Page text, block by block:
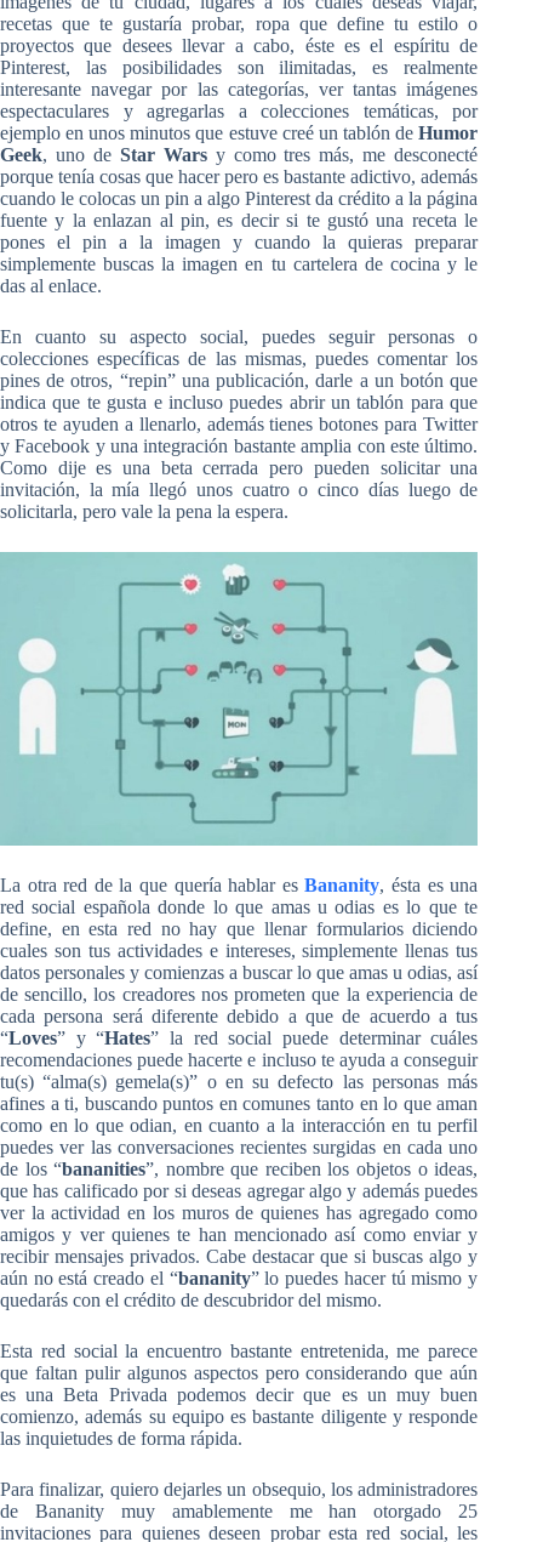
recetas que te gustaría probar, ropa que define tu estilo o
proyectos que desees llevar a cabo, éste es el espíritu de
Pinterest, las posibilidades son ilimitadas, es realmente
interesante navegar por las categorías, ver tantas imágenes
espectaculares y agregarlas a colecciones temáticas, por
ejemplo en unos minutos que estuve creé un tablón deHumor
Geek, uno de Star Warsy como tres más, me desconecté
porque tenía cosas que hacer pero es bastante adictivo, además
cuando le colocas un pin a algo Pinterest da crédito a la página
fuente y la enlazan al pin, es decir si te gustó una receta le
pones el pin a la imagen y cuando la quieras preparar
simplemente buscas la imagen en tu cartelera de cocina y le
das al enlace.
En cuanto su aspecto social, puedes seguir personas o
colecciones específicas de las mismas, puedes comentar los
pines de otros, “repin” una publicación, darle a un botón que
indica que te gusta e incluso puedes abrir un tablón para que
otros te ayuden a llenarlo, además tienes botones para Twitter
y Facebook y una integración bastante amplia con este último.
Como dije es una beta cerrada pero pueden solicitar una
invitación, la mía llegó unos cuatro o cinco días luego de
solicitarla, pero vale la pena la espera.
La otra red de la que quería hablar esBananity, ésta es una
red social española donde lo que amas u odias es lo que te
define, en esta red no hay que llenar formularios diciendo
cuales son tus actividades e intereses, simplemente llenas tus
datos personales y comienzas a buscar lo que amas u odias, así
de sencillo, los creadores nos prometen que la experiencia de
cada persona será diferente debido a que de acuerdo a tus
“Loves” y “Hates” la red social puede determinar cuáles
recomendaciones puede hacerte e incluso te ayuda a conseguir
tu(s) “alma(s) gemela(s)” o en su defecto las personas más
afines a ti, buscando puntos en comunes tanto en lo que aman
como en lo que odian, en cuanto a la interacción en tu perfil
puedes ver las conversaciones recientes surgidas en cada uno
de los “bananities”, nombre que reciben los objetos o ideas,
que has calificado por si deseas agregar algo y además puedes
ver la actividad en los muros de quienes has agregado como
amigos y ver quienes te han mencionado así como enviar y
recibir mensajes privados. Cabe destacar que si buscas algo y
aún no está creado el “bananity” lo puedes hacer tú mismo y
quedarás con el crédito de descubridor del mismo.
Esta red social la encuentro bastante entretenida, me parece
que faltan pulir algunos aspectos pero considerando que aún
es una Beta Privada podemos decir que es un muy buen
comienzo, además su equipo es bastante diligente y responde
las inquietudes de forma rápida.
Para finalizar, quiero dejarles un obsequio, los administradores
de Bananity muy amablemente me han otorgado 25
invitaciones para quienes deseen probar esta red social, les